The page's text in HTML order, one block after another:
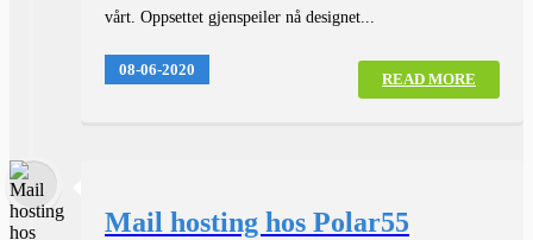
vårt. Oppsettet gjenspeiler nå designet...
READ MORE
08-06-2020
Mail hosting hos Polar55